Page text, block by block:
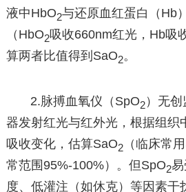
液中HbO2与还原血红蛋白（Hb
（HbO2吸收660nm红光，Hb吸
算两者比值得到SaO2。
2.脉搏血氧仪（SpO2）无
器发射红光与红外光，根据组织
吸收变化，估算SaO2（临床常
常范围95%-100%）。但SpO2
度、低灌注（如休克）等因素干